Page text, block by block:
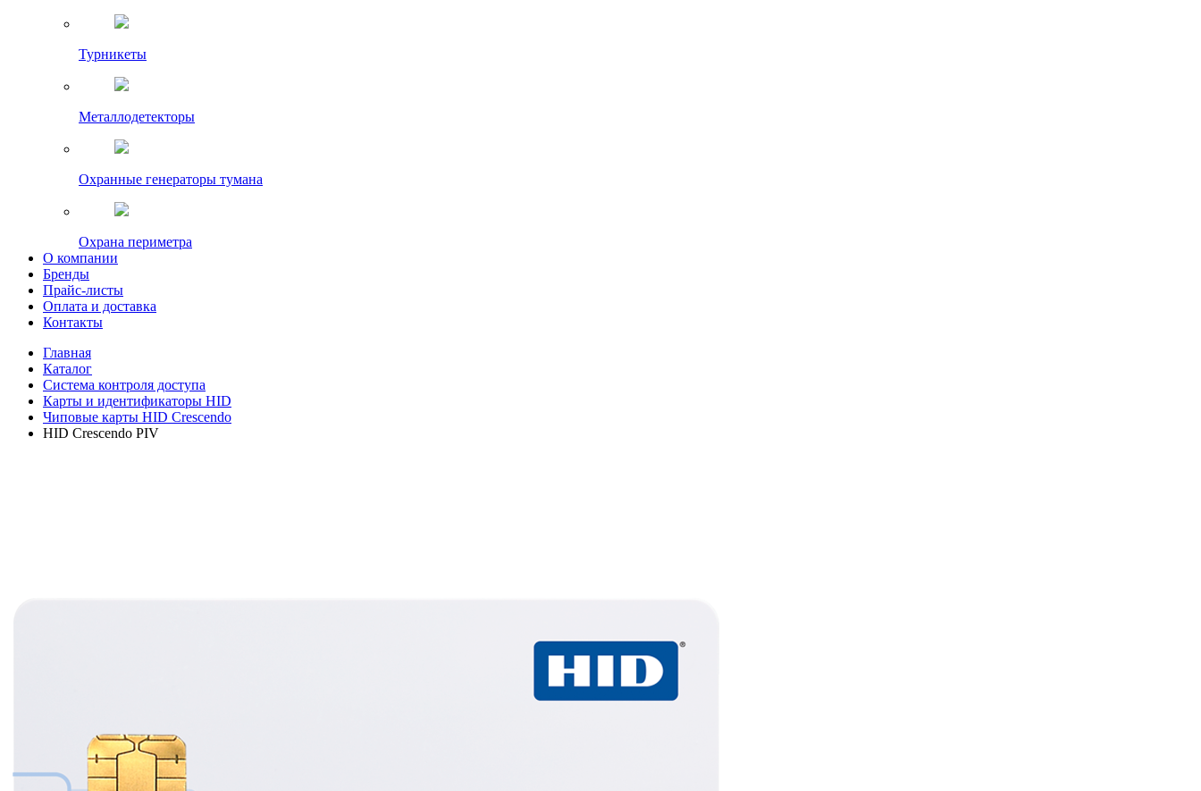
Турникеты
Металлодетекторы
Охранные генераторы тумана
Охрана периметра
О компании
Бренды
Прайс-листы
Оплата и доставка
Контакты
Главная
Каталог
Система контроля доступа
Карты и идентификаторы HID
Чиповые карты HID Crescendo
HID Crescendo PIV